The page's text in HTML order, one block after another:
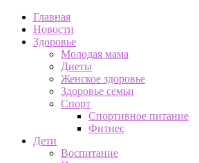
Главная
Новости
Здоровье
Молодая мама
Диеты
Женское здоровье
Здоровье семьи
Спорт
Спортивное питание
Фитнес
Дети
Воспитание